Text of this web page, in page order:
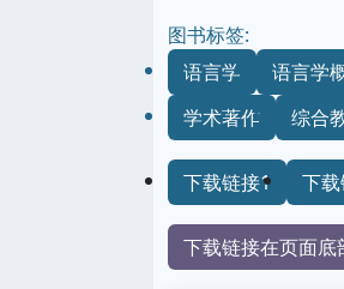
图书标签:
语言学
语言学
学术著作
综合
下载链接1 下
下载链接在页面底